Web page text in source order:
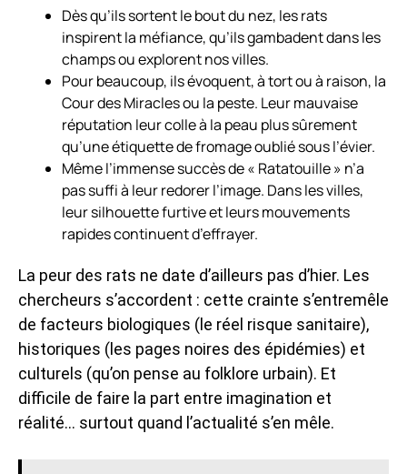
Dès qu’ils sortent le bout du nez, les rats
inspirent la méfiance, qu’ils gambadent dans les
champs ou explorent nos villes.
Pour beaucoup, ils évoquent, à tort ou à raison, la
Cour des Miracles ou la peste. Leur mauvaise
réputation leur colle à la peau plus sûrement
qu’une étiquette de fromage oublié sous l’évier.
Même l’immense succès de « Ratatouille » n’a
pas suffi à leur redorer l’image. Dans les villes,
leur silhouette furtive et leurs mouvements
rapides continuent d’effrayer.
La peur des rats ne date d’ailleurs pas d’hier. Les
chercheurs s’accordent : cette crainte s’entremêle
de facteurs biologiques (le réel risque sanitaire),
historiques (les pages noires des épidémies) et
culturels (qu’on pense au folklore urbain). Et
difficile de faire la part entre imagination et
réalité… surtout quand l’actualité s’en mêle.